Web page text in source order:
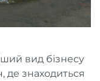
вид бізнесу
де знаходиться